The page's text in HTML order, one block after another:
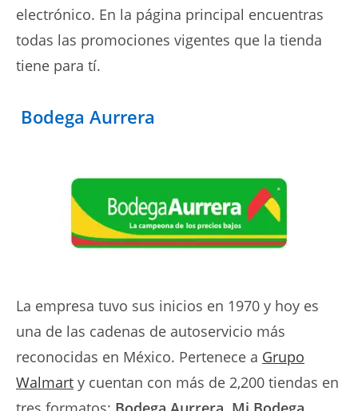
electrónico. En la página principal encuentras
todas las promociones vigentes que la tienda
tiene para tí.
Bodega Aurrera
La empresa tuvo sus inicios en 1970 y hoy es
una de las cadenas de autoservicio más
reconocidas en México. Pertenece a Grupo
Walmart y cuentan con más de 2,200 tiendas en